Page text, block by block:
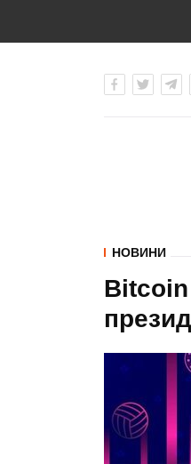
НОВИНИ
Bitcoin